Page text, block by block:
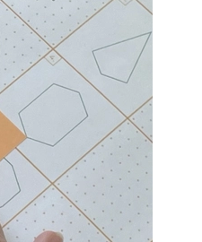
sa ten jednotlivec
ktorú som si aj užila.